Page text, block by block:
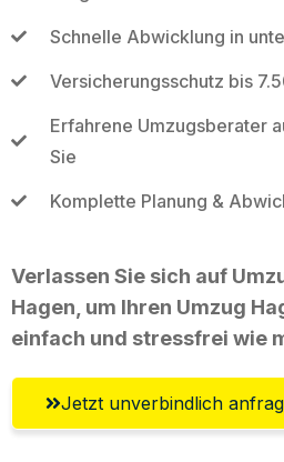
Schnelle Abwicklung in
Versicherungsschutz bis
Erfahrene Umzugsberater
Sie
Komplette Planung &
Verlassen Sie sich auf
Hagen, um Ihren Umzug
einfach und stressfrei wie
Jetzt unverbindlich